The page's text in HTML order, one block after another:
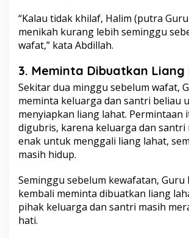
a
t
“Kalau tidak khilaf, Halim (putra
menikah kurang lebih seminggu
wafat,” kata Abdillah.
3. Meminta Dibuatkan Liang
Sekitar dua minggu sebelum wafat,
meminta keluarga dan santri beliau
menyiapkan liang lahat. Permintaan
digubris, karena keluarga dan santri
enak untuk menggali liang lahat,
masih hidup.
Seminggu sebelum kewafatan, Guru
kembali meminta dibuatkan liang
pihak keluarga dan santri masih
hati.